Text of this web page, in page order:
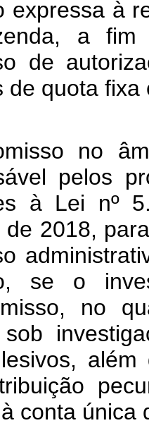
expressa à
a fim
de
de quota
no
pelos
à Lei nº
de 2018,
se o
no
sob
conta única